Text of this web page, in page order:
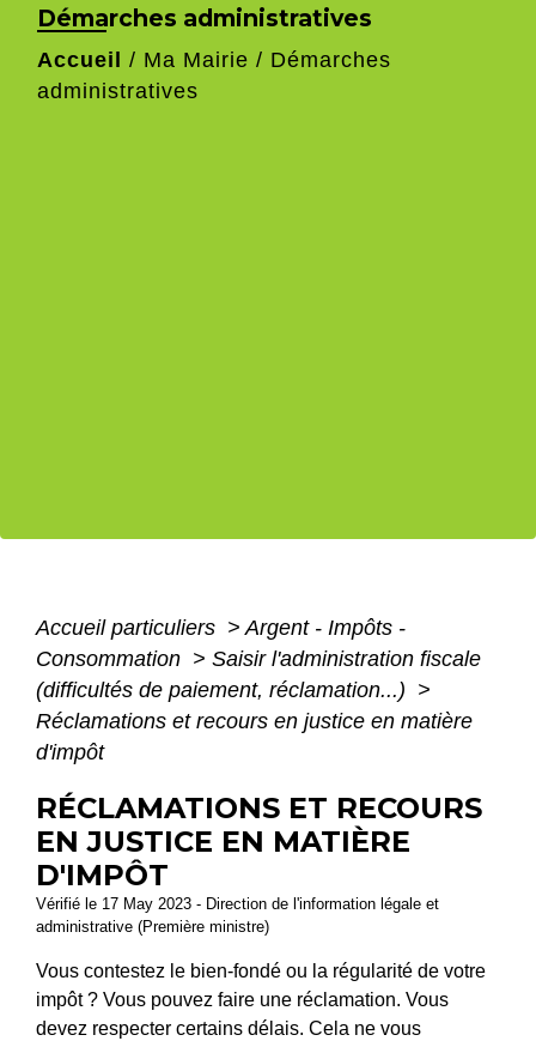
Démarches administratives
Accueil / Ma Mairie / Démarches
administratives
Accueil particuliers > Argent - Impôts -
Consommation > Saisir l'administration fiscale
(difficultés de paiement, réclamation...) >
Réclamations et recours en justice en matière
d'impôt
RÉCLAMATIONS ET RECOURS
EN JUSTICE EN MATIÈRE
D'IMPÔT
Vérifié le 17 May 2023 - Direction de l'information légale et
administrative (Première ministre)
Vous contestez le bien-fondé ou la régularité de votre
impôt ? Vous pouvez faire une réclamation. Vous
devez respecter certains délais. Cela ne vous